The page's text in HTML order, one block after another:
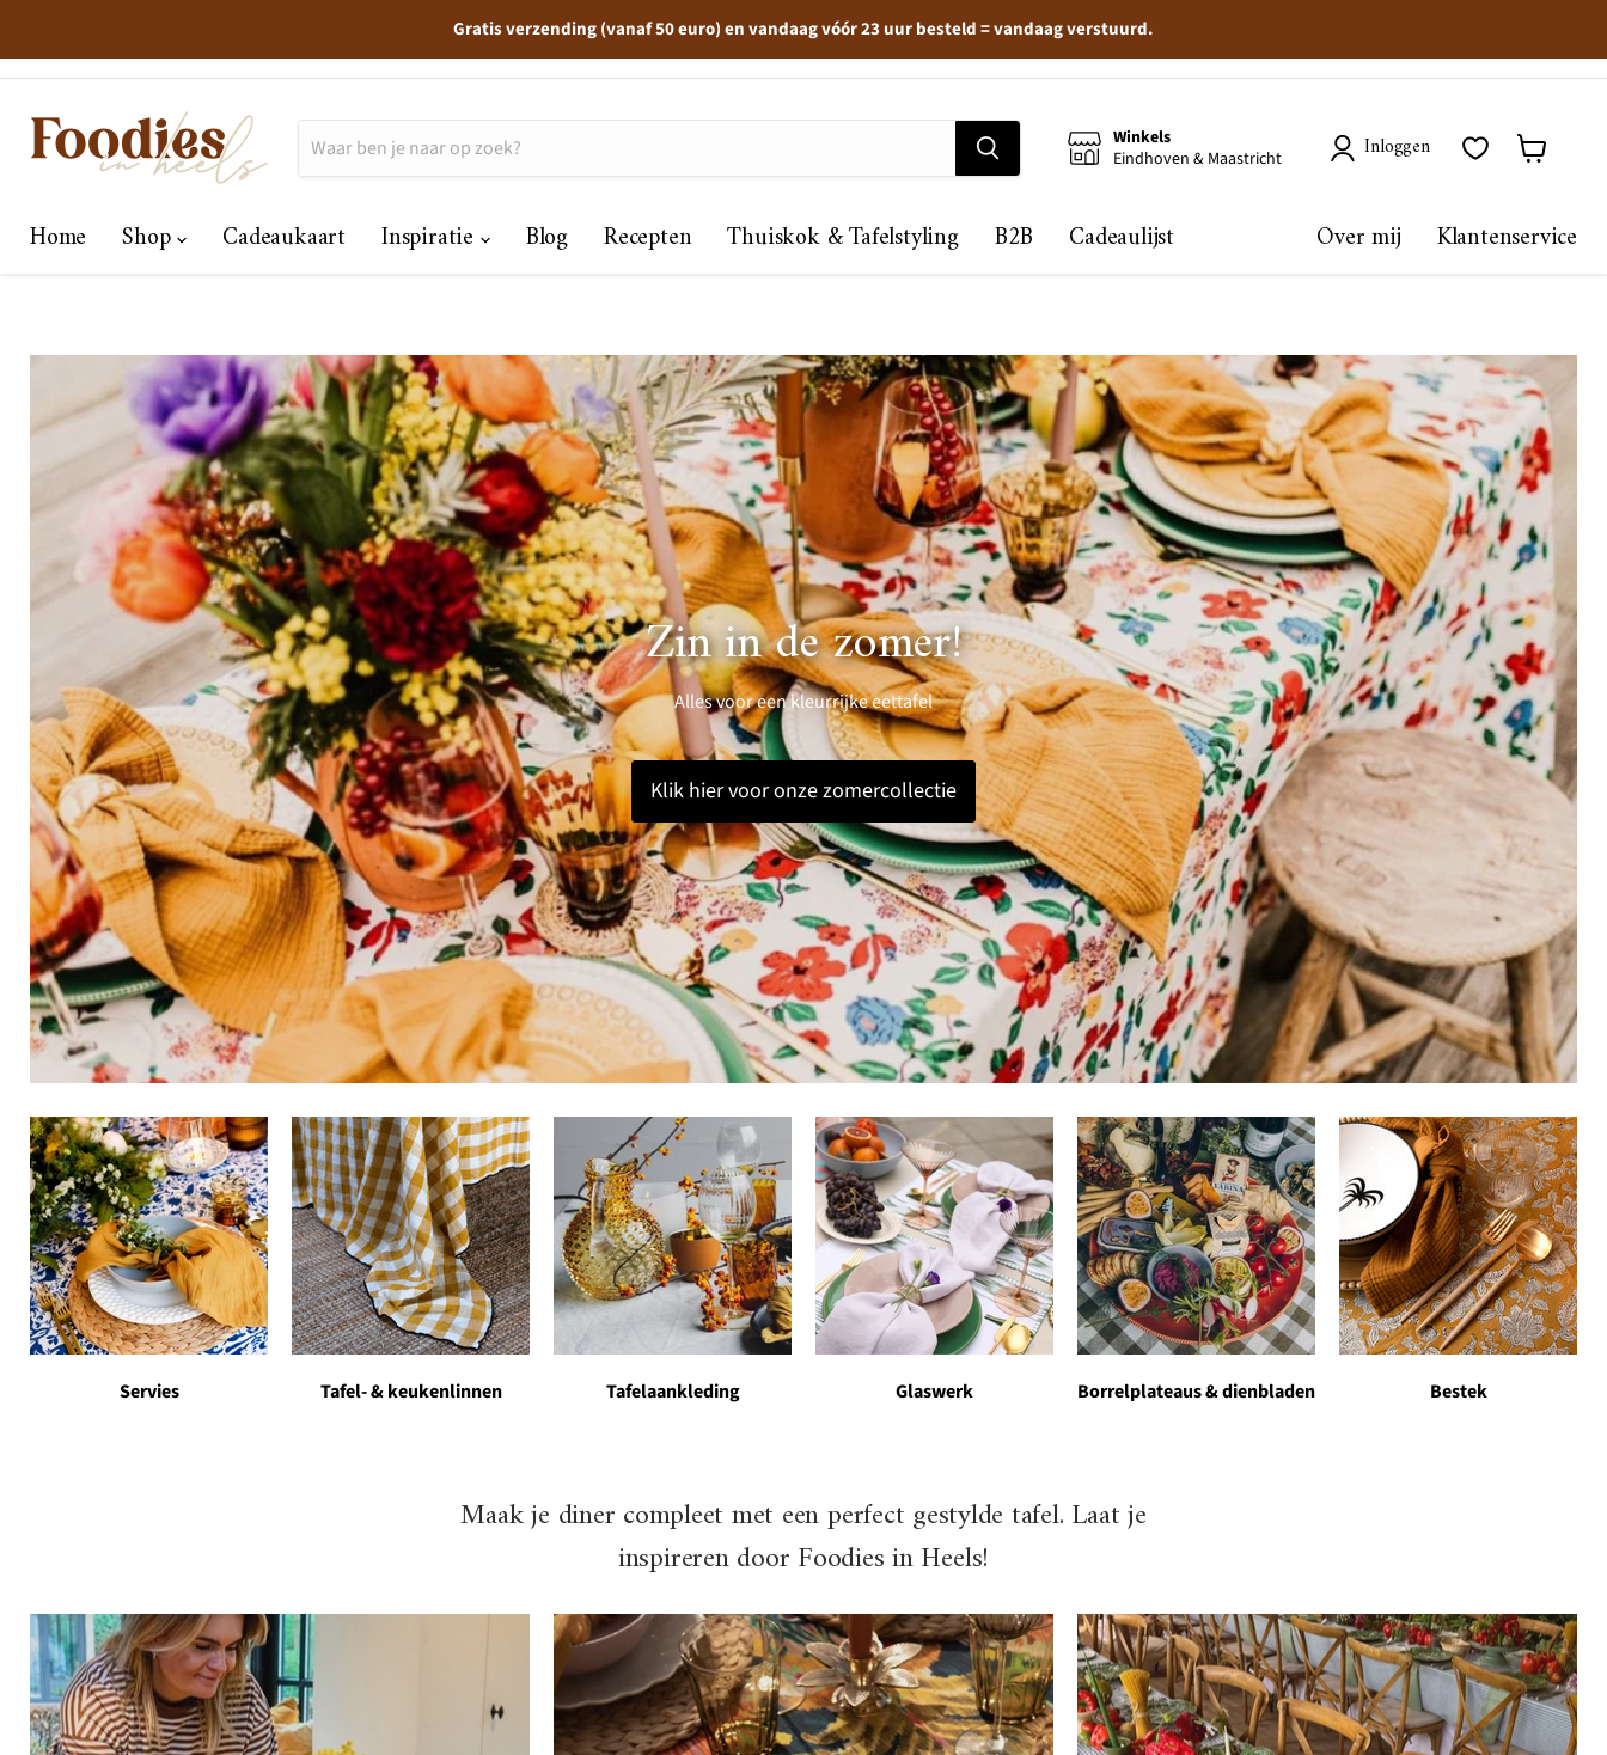
Gratis verzending (vanaf 50 euro) en vandaag vóór 23 uur besteld = vandaag verstuurd.
Winkels
Eindhoven & Maastricht
Inloggen
Home Shop Cadeaukaart Inspiratie Blog Recepten Thuiskok & Tafelstyling B2B Cadeaulijst Over mij Klantenservice
Zin in de zomer!
Alles voor een kleurrijke eettafel
Klik hier voor onze zomercollectie
Servies Tafel- & keukenlinnen Tafelaankleding Glaswerk Borrelplateaus & dienbladen Bestek
Maak je diner compleet met een perfect gestylde tafel. Laat je
inspireren door Foodies in Heels!